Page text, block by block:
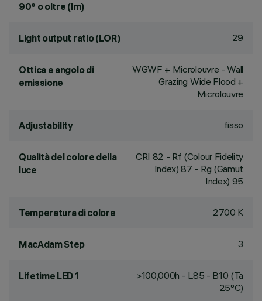
90° o oltre (lm)
Light output ratio (LOR) 29
Ottica e angolo di
emissione
WGWF + Microlouvre - Wall
Grazing Wide Flood +
Microlouvre
Adjustability fisso
Qualità del colore della
luce
CRI 82 - Rf (Colour Fidelity
Index) 87 - Rg (Gamut
Index) 95
Temperatura di colore 2700 K
MacAdam Step 3
Lifetime LED 1
>100,000h - L85 - B10 (Ta
25°C)